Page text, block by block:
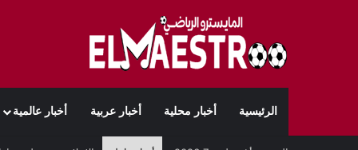
الرئيسية أخبار محلية أخبار عربية أخبار عالمية